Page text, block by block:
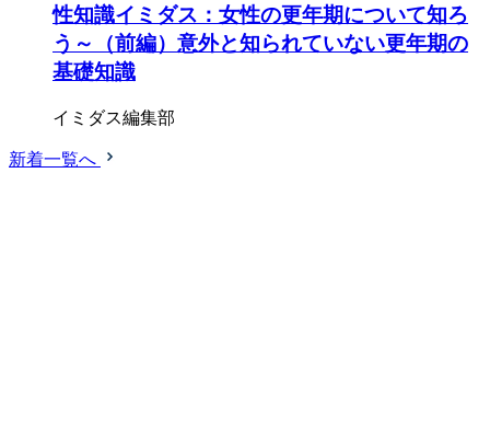
性知識イミダス：女性の更年期について知ろ
う～（前編）意外と知られていない更年期の
基礎知識
イミダス編集部
新着一覧へ